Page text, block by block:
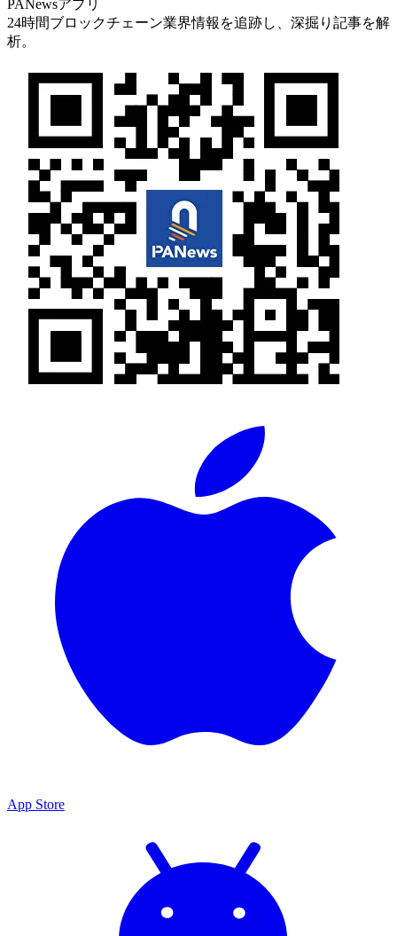
PANewsアプリ
24時間ブロックチェーン業界情報を追跡し、深掘り記事を解
析。
App Store